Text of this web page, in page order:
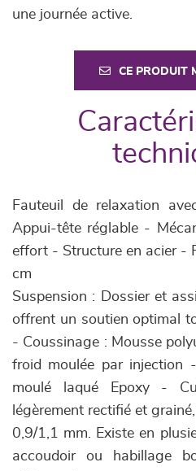
une journée active.
CE PRODUIT
Fauteuil de relaxation
Appui-tête réglable -
effort - Structure en acier -
cm
Suspension : Dossier et
offrent un soutien optimal
- Coussinage : Mousse
froid moulée par injection
moulé laqué Epoxy -
légèrement rectifié et
0,9/1,1 mm. Existe en
accoudoir ou habillage